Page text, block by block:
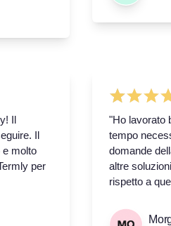
Il
Il
e molto
per
"Ho lavorato
tempo
domande
altre
rispetto a